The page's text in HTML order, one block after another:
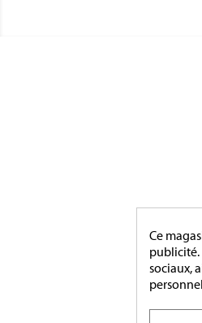
[ApSC
Ce
publicité.
sociaux,